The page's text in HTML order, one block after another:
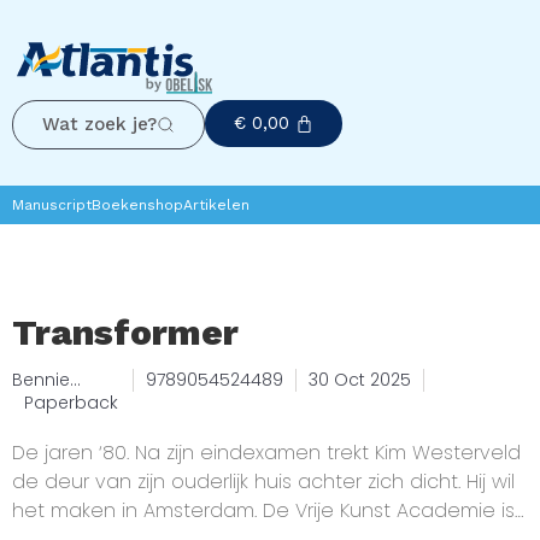
Wat zoek je? € 0,00
ManuscriptBoekenshopArtikelen
Transformer
Bennie
Roeters
9789054524489
30 Oct 2025
Paperback
De jaren ‘80. Na zijn eindexamen trekt Kim Westerveld
de deur van zijn ouderlijk huis achter zich dicht. Hij wil
het maken in Amsterdam. De Vrije Kunst Academie is